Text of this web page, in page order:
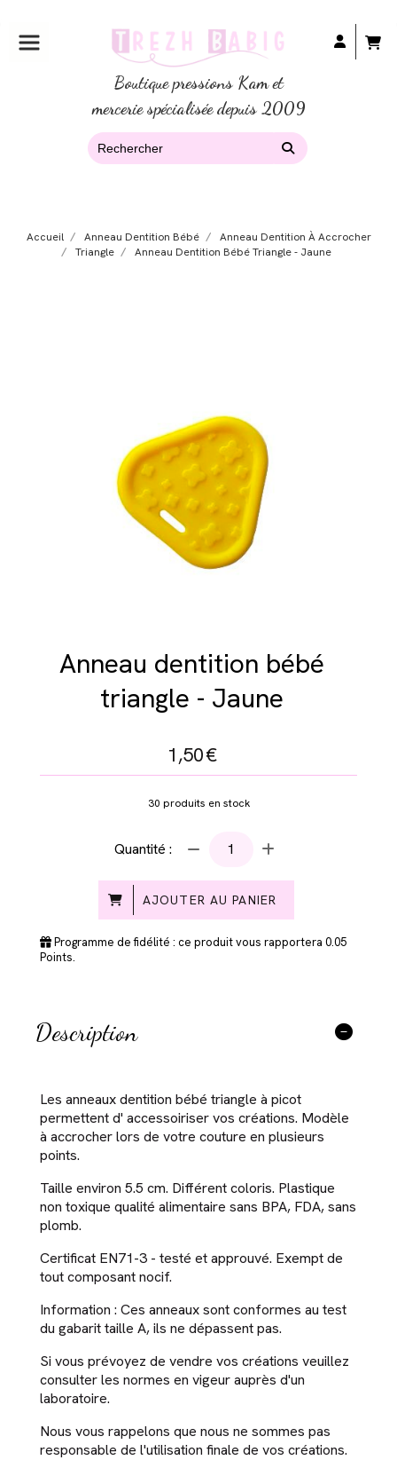
Boutique pressions Kam et
mercerie spécialisée depuis 2009
Accueil Anneau Dentition Bébé
Anneau Dentition À Accrocher
Triangle
Anneau Dentition Bébé Triangle - Jaune
Anneau dentition bébé
triangle - Jaune
1,50€
30 produits en stock
Quantité :
AJOUTER AU PANIER
Programme de fidélité : ce produit vous rapportera 0.05
Points.
Description
Les anneaux dentition bébé triangle à picot
permettent d' accessoiriser vos créations. Modèle
à accrocher lors de votre couture en plusieurs
points.
Taille environ 5.5 cm. Différent coloris. Plastique
non toxique qualité alimentaire sans BPA, FDA, sans
plomb.
Certificat EN71-3 - testé et approuvé. Exempt de
tout composant nocif.
Information : Ces anneaux sont conformes au test
du gabarit taille A, ils ne dépassent pas.
Si vous prévoyez de vendre vos créations veuillez
consulter les normes en vigeur auprès d'un
laboratoire.
Nous vous rappelons que nous ne sommes pas
responsable de l'utilisation finale de vos créations.